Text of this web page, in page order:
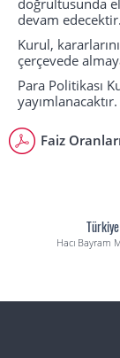
doğrultusunda
devam edecektir.
Kurul,
çerçevede
Para Politikası
yayımlanacaktır.
Faiz
Hacı Bayram